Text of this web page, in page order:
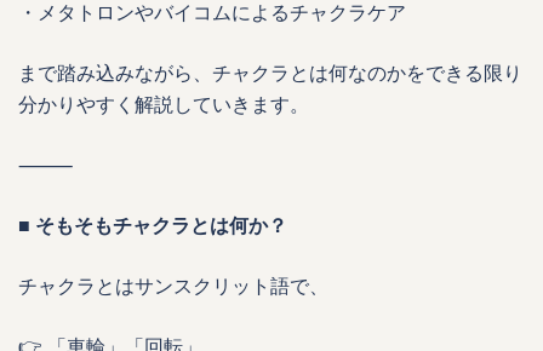
・メタトロンやバイコムによるチャクラケア
まで踏み込みながら、チャクラとは何なのかをできる限り
分かりやすく解説していきます。
⸻
■ そもそもチャクラとは何か？
チャクラとはサンスクリット語で、
👉 「車輪」「回転」